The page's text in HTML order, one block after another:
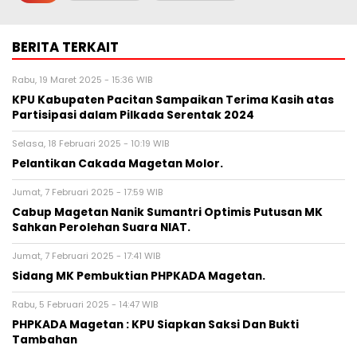
BERITA TERKAIT
Rabu, 19 Maret 2025 - 15:36 WIB
KPU Kabupaten Pacitan Sampaikan Terima Kasih atas
Partisipasi dalam Pilkada Serentak 2024
Selasa, 18 Februari 2025 - 10:19 WIB
Pelantikan Cakada Magetan Molor.
Jumat, 7 Februari 2025 - 17:59 WIB
Cabup Magetan Nanik Sumantri Optimis Putusan MK
Sahkan Perolehan Suara NIAT.
Jumat, 7 Februari 2025 - 17:41 WIB
Sidang MK Pembuktian PHPKADA Magetan.
Rabu, 5 Februari 2025 - 14:47 WIB
PHPKADA Magetan : KPU Siapkan Saksi Dan Bukti
Tambahan